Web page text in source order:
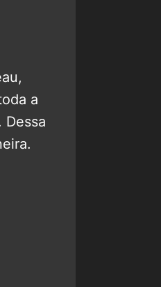
a
Dessa